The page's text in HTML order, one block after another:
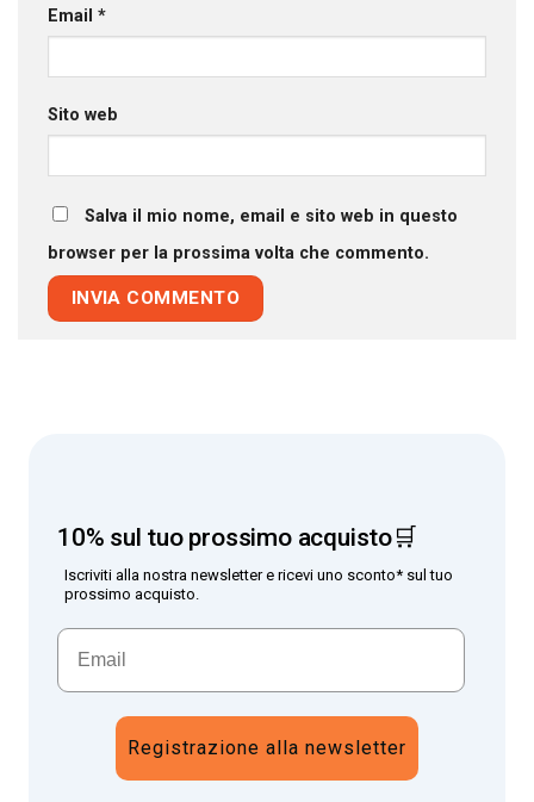
Email *
Sito web
Salva il mio nome, email e sito web in questo
browser per la prossima volta che commento.
10% sul tuo prossimo acquisto🛒
Iscriviti alla nostra newsletter e ricevi uno sconto* sul tuo
prossimo acquisto.
Registrazione alla newsletter